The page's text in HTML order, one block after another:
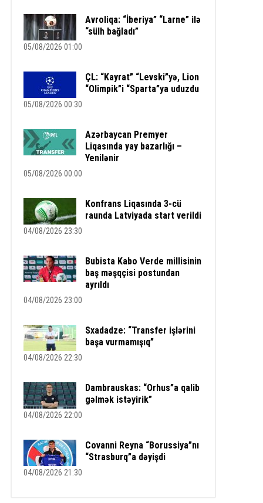
Avroliqa: “İberiya” “Larne” ilə
“sülh bağladı”
05/08/2026 01:00
ÇL: “Kayrat” “Levski”yə, Lion
“Olimpik”i “Sparta”ya uduzdu
05/08/2026 00:30
Azərbaycan Premyer
Liqasında yay bazarlığı –
Yenilənir
05/08/2026 00:00
Konfrans Liqasında 3-cü
raunda Latviyada start verildi
04/08/2026 23:30
Bubista Kabo Verde millisinin
baş məşqçisi postundan
ayrıldı
04/08/2026 23:00
Sxadadze: “Transfer işlərini
başa vurmamışıq”
04/08/2026 22:30
Dambrauskas: “Orhus”a qalib
gəlmək istəyirik”
04/08/2026 22:00
Covanni Reyna “Borussiya”nı
“Strasburq”a dəyişdi
04/08/2026 21:30